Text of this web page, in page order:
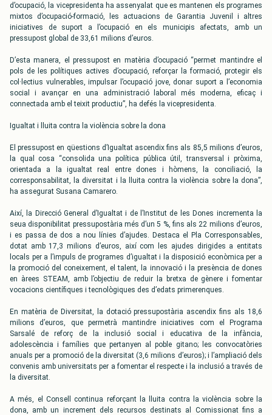
d’ocupació, la vicepresidenta ha assenyalat que es mantenen els programes
mixtos d’ocupació-formació, les actuacions de Garantia Juvenil i altres
iniciatives de suport a l’ocupació en els municipis afectats, amb un
pressupost global de 33,61 milions d’euros.
D’esta manera, el pressupost en matèria d’ocupació “permet mantindre el
pols de les polítiques actives d’ocupació, reforçar la formació, protegir els
col·lectius vulnerables, impulsar l’ocupació jove, donar suport a l’economia
social i avançar en una administració laboral més moderna, eficaç i
connectada amb el teixit productiu”, ha defés la vicepresidenta.
Igualtat i lluita contra la violència sobre la dona
El pressupost en qüestions d’Igualtat ascendix fins als 85,5 milions d’euros,
la qual cosa “consolida una política pública útil, transversal i pròxima,
orientada a la igualtat real entre dones i hòmens, la conciliació, la
corresponsabilitat, la diversitat i la lluita contra la violència sobre la dona”,
ha assegurat Susana Camarero.
Així, la Direcció General d’Igualtat i de l’Institut de les Dones incrementa la
seua disponibilitat pressupostària més d’un 5 %, fins als 22 milions d’euros,
i es passa de dos a nou línies d’ajudes. Destaca el Pla Corresponsables,
dotat amb 17,3 milions d’euros, així com les ajudes dirigides a entitats
locals per a l’impuls de programes d’igualtat i la disposició econòmica per a
la promoció del coneixement, el talent, la innovació i la presència de dones
en àrees STEAM, amb l’objectiu de reduir la bretxa de gènere i fomentar
vocacions científiques i tecnològiques des d’edats primerenques.
En matèria de Diversitat, la dotació pressupostària ascendix fins als 18,6
milions d’euros, que permetrà mantindre iniciatives com el Programa
Sarsalé de reforç de la inclusió social i educativa de la infància,
adolescència i famílies que pertanyen al poble gitano; les convocatòries
anuals per a promoció de la diversitat (3,6 milions d’euros); i l’ampliació dels
convenis amb universitats per a fomentar el respecte i la inclusió a través de
la diversitat.
A més, el Consell continua reforçant la lluita contra la violència sobre la
dona, amb un increment dels recursos destinats al Comissionat fins a